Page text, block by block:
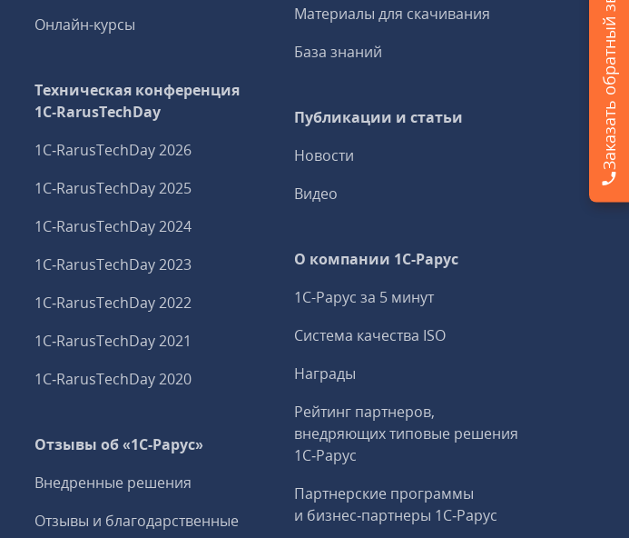
Онлайн-курсы
Техническая конференция
1C‑RarusTechDay
1C‑RarusTechDay 2026
1C‑RarusTechDay 2025
1C‑RarusTechDay 2024
1C‑RarusTechDay 2023
1C‑RarusTechDay 2022
1C‑RarusTechDay 2021
1C‑RarusTechDay 2020
Отзывы об «1С-Рарус»
Внедренные решения
Отзывы и благодарственные
Материалы для скачивания
База знаний
Публикации и статьи
Новости
Видео
О компании 1C-Рарус
1С-Рарус за 5 минут
Система качества ISO
Награды
Рейтинг партнеров,
внедряющих типовые решения
1С‑Рарус
Партнерские программы
и бизнес‑партнеры 1С‑Рарус
Заказать обратный звонок